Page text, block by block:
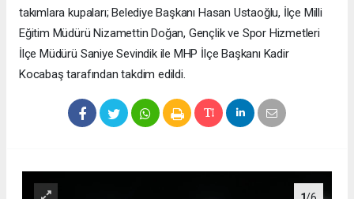
takımlara kupaları; Belediye Başkanı Hasan Ustaoğlu, İlçe Milli
Eğitim Müdürü Nizamettin Doğan, Gençlik ve Spor Hizmetleri
İlçe Müdürü Saniye Sevindik ile MHP İlçe Başkanı Kadir
Kocabaş tarafından takdim edildi.